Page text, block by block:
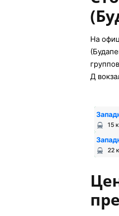
На
Д
15
22